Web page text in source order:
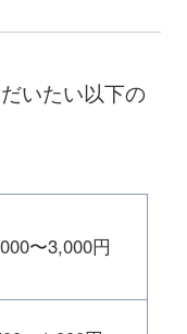
いたい以下の
〜3,000円